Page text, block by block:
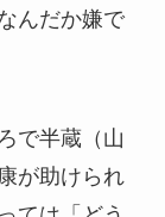
んだか嫌で
で半蔵（山
が助けられ